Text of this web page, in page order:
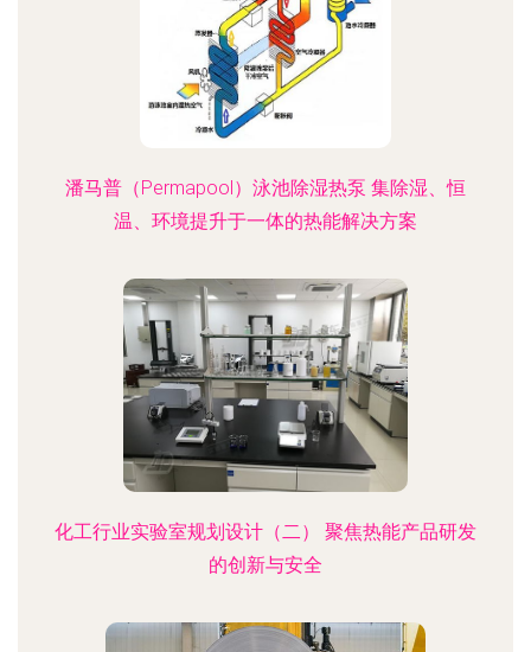
潘马普（Permapool）泳池除湿热泵 集除湿、恒
温、环境提升于一体的热能解决方案
化工行业实验室规划设计（二） 聚焦热能产品研发
的创新与安全